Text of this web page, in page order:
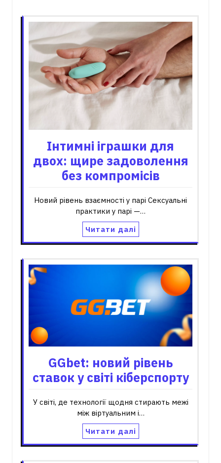
Інтимні іграшки для
двох: щире задоволення
без компромісів
Новий рівень взаємності у парі Сексуальні
практики у парі —…
Читати далі
GGbet: новий рівень
ставок у світі кіберспорту
У світі, де технології щодня стирають межі
між віртуальним і…
Читати далі